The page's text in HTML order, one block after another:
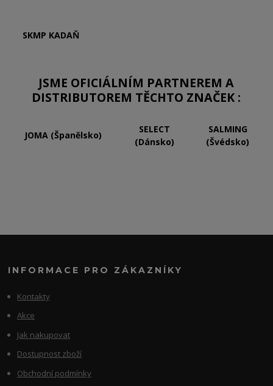
SKMP KADAŇ
JSME OFICIÁLNÍM PARTNEREM A
DISTRIBUTOREM TĚCHTO ZNAČEK :
JOMA (Španělsko)
SELECT
(Dánsko)
SALMING
(Švédsko)
INFORMACE PRO ZÁKAZNÍKY
Kontakty
Akce
Jak nakupovat
Dostupnost zboží
Obchodní podmínky